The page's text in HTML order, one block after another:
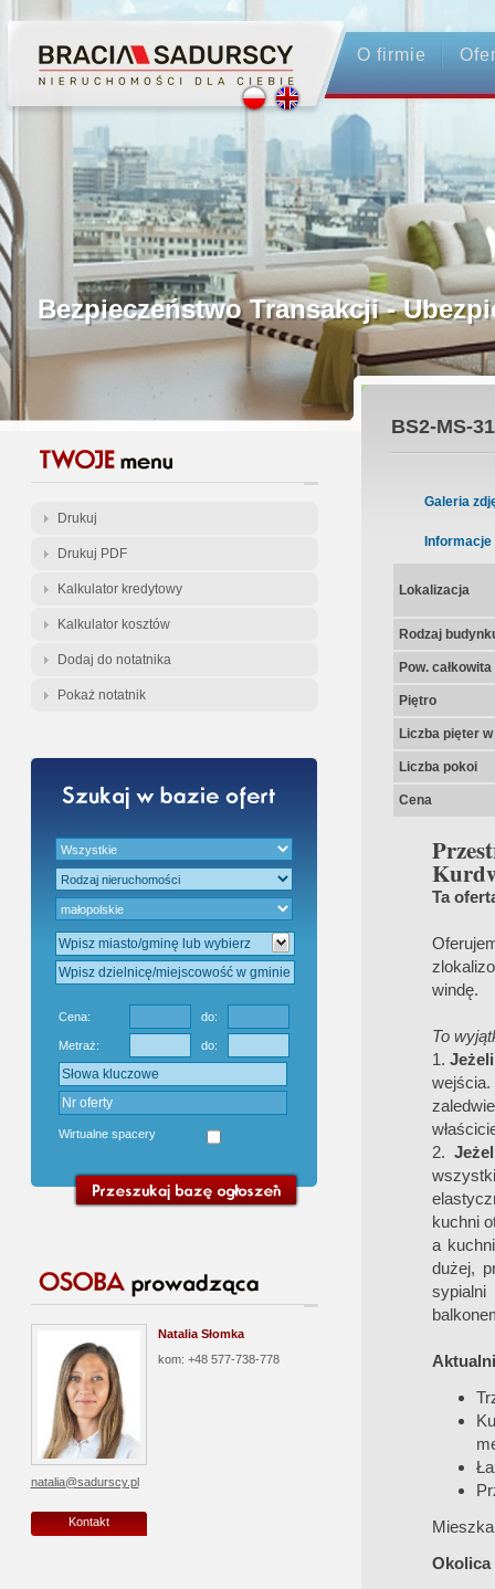
O firmie
Profesjonalne Pośrednictwo
Bezpieczeństwo Transakcji -
Licencjonowani Pośrednicy
Gwarancja Zwrotu Zadatku
Gratis - Przedwstępna Umowa
Drukuj
Drukuj PDF
Kalkulator kredytowy
Kalkulator kosztów
Dodaj do notatnika
Pokaż notatnik
Cena: do:
Metraż: do:
Wirtualne spacery
Natalia Słomka
kom: +48 577-738-778
natalia@sadurscy.pl
Kontakt
BS2-MS-
Galeria
Informacje
Lokalizacja
Rodzaj
Pow.
Piętro
Liczba pięter
Liczba pokoi
Cena
Ta
windę.
To
1.
2.
kuchni
a
dużej,
Okolica